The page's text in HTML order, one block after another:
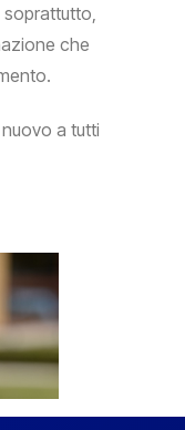
che
a tutti